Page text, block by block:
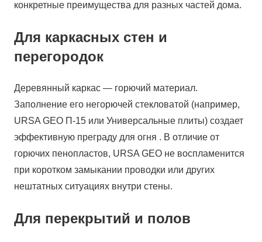
конкретные преимущества для разных частей дома.
Для каркасных стен и
перегородок
Деревянный каркас — горючий материал.
Заполнение его негорючей стекловатой (например,
URSA GEO П-15 или Универсальные плиты) создает
эффективную преграду для огня . В отличие от
горючих пенопластов, URSA GEO не воспламенится
при коротком замыкании проводки или других
нештатных ситуациях внутри стены.
Для перекрытий и полов